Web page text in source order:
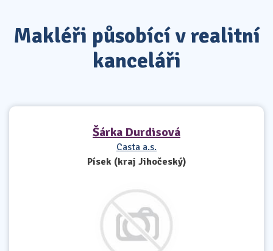
Makléři působící v realitní
kanceláři
Šárka Durdisová
Casta a.s.
Písek (kraj Jihočeský)